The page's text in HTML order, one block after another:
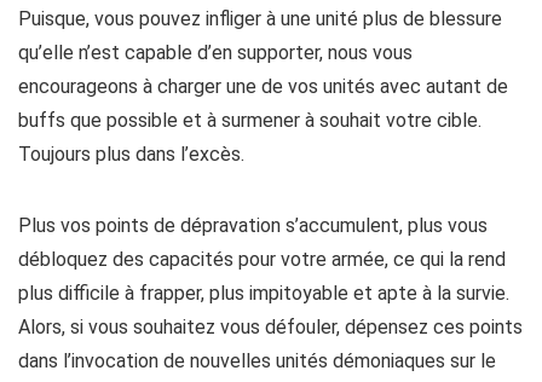
Puisque, vous pouvez infliger à une unité plus de blessure
qu’elle n’est capable d’en supporter, nous vous
encourageons à charger une de vos unités avec autant de
buffs que possible et à surmener à souhait votre cible.
Toujours plus dans l’excès.
Plus vos points de dépravation s’accumulent, plus vous
débloquez des capacités pour votre armée, ce qui la rend
plus difficile à frapper, plus impitoyable et apte à la survie.
Alors, si vous souhaitez vous défouler, dépensez ces points
dans l’invocation de nouvelles unités démoniaques sur le